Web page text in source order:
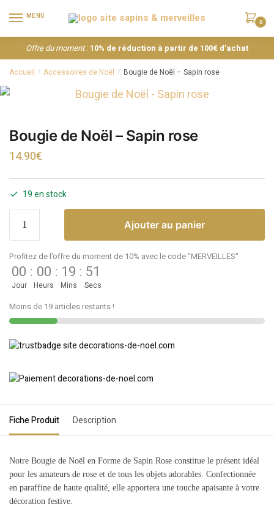
MENU
0
Offre du moment: 10% de réduction à partir de 100€ d’achat
Accueil / Accessoires de Noël / Bougie de Noël – Sapin rose
Bougie de Noël – Sapin rose
14.90€
19 en stock
Ajouter au panier
Profitez de l'offre du moment de 10% avec le code "MERVEILLES"
00
Jour
: 00
Heurs
: 19
Mins
: 51
Secs
Moins de 19 articles restants !
Fiche Produit Description
Notre Bougie de Noël en Forme de Sapin Rose constitue le présent idéal
pour les amateurs de rose et de tous les objets adorables. Confectionnée
en paraffine de haute qualité, elle apportera une touche apaisante à votre
décoration festive.